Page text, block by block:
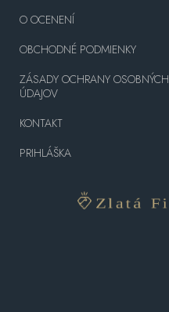
O OCENENÍ
OBCHODNÉ PODMIENKY
ZÁSADY OCHRANY OSOBNÝCH
ÚDAJOV
KONTAKT
PRIHLÁŠKA